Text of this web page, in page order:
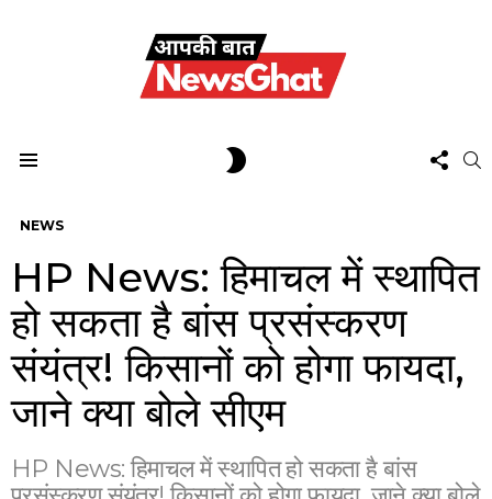
US
NEWS
HP News: हिमाचल में स्थापित
हो सकता है बांस प्रसंस्करण
संयंत्र! किसानों को होगा फायदा,
जाने क्या बोले सीएम
HP News: हिमाचल में स्थापित हो सकता है बांस